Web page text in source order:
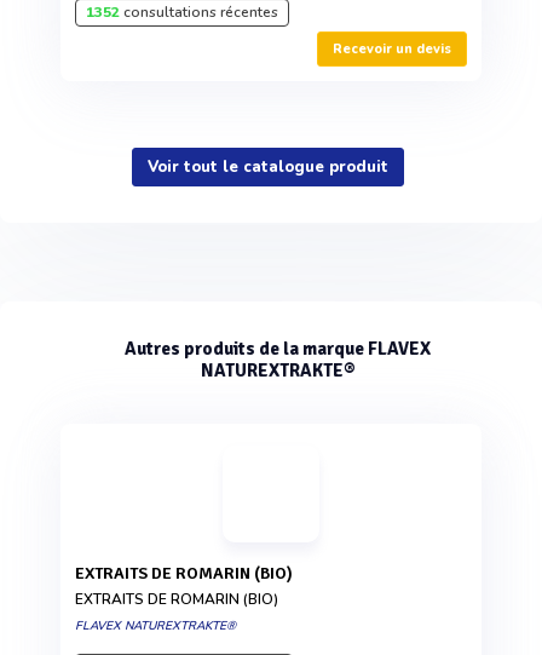
1352consultations récentes
Recevoir un devis
Voir tout le catalogue produit
Autres produits de la marque FLAVEX
NATUREXTRAKTE®
EXTRAITS DE ROMARIN (BIO)
EXTRAITS DE ROMARIN (BIO)
FLAVEX NATUREXTRAKTE®